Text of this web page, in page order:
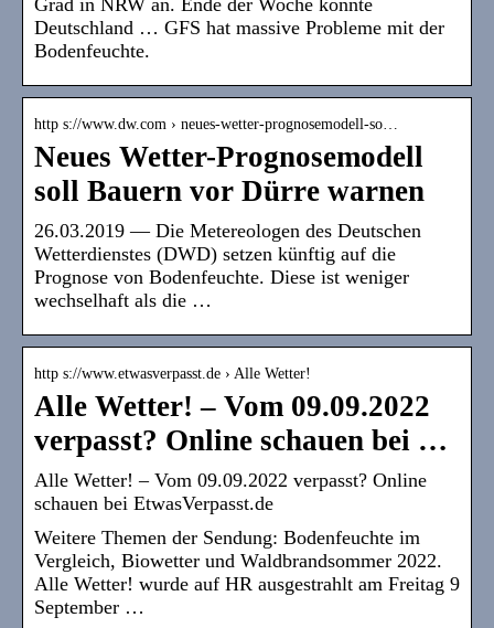
Deutschland … GFS hat massive Probleme mit der
Bodenfeuchte.
http s://www.dw.com › neues-wetter-prognosemodell-so…
Neues Wetter-Prognosemodell
soll Bauern vor Dürre warnen
26.03.2019 — Die Metereologen des Deutschen
Wetterdienstes (DWD) setzen künftig auf die
Prognose von Bodenfeuchte. Diese ist weniger
wechselhaft als die …
http s://www.etwasverpasst.de › Alle Wetter!
Alle Wetter! – Vom 09.09.2022
verpasst? Online schauen bei …
Alle Wetter! – Vom 09.09.2022 verpasst? Online
schauen bei EtwasVerpasst.de
Weitere Themen der Sendung: Bodenfeuchte im
Vergleich, Biowetter und Waldbrandsommer 2022.
Alle Wetter! wurde auf HR ausgestrahlt am Freitag 9
September …